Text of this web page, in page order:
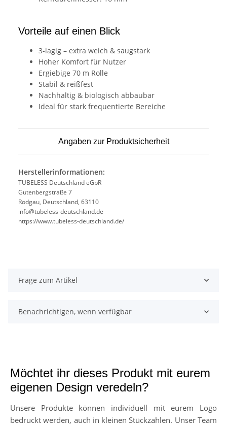
Vorteile auf einen Blick
3-lagig – extra weich & saugstark
Hoher Komfort für Nutzer
Ergiebige 70 m Rolle
Stabil & reißfest
Nachhaltig & biologisch abbaubar
Ideal für stark frequentierte Bereiche
Angaben zur Produktsicherheit
Herstellerinformationen:
TUBELESS Deutschland eGbR
Gutenbergstraße 7
Rodgau, Deutschland, 63110
info@tubeless-deutschland.de
https://www.tubeless-deutschland.de/
Frage zum Artikel
Benachrichtigen, wenn verfügbar
Möchtet ihr dieses Produkt mit eurem
eigenen Design veredeln?
Unsere Produkte können individuell mit eurem Logo
bedruckt werden, auch in kleinen Stückzahlen. Unser Team